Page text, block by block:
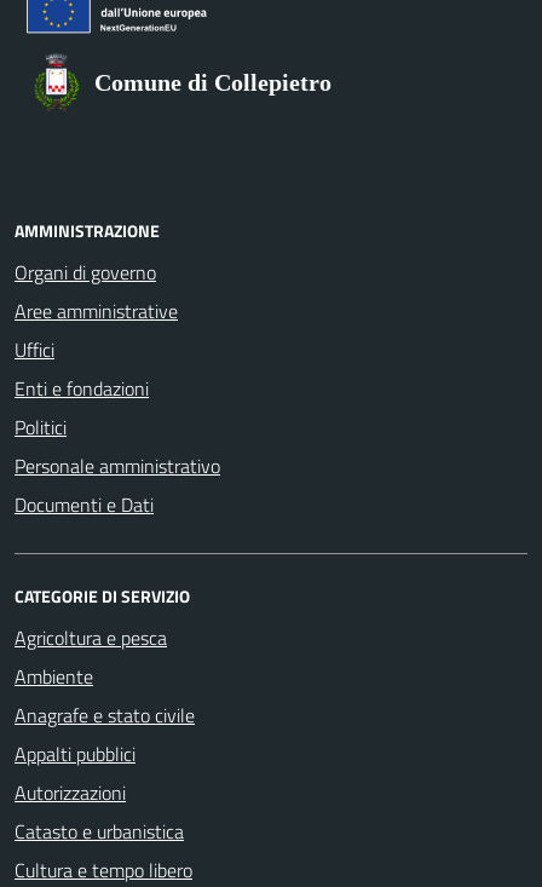
Comune di Collepietro
AMMINISTRAZIONE
Organi di governo
Aree amministrative
Uffici
Enti e fondazioni
Politici
Personale amministrativo
Documenti e Dati
CATEGORIE DI SERVIZIO
Agricoltura e pesca
Ambiente
Anagrafe e stato civile
Appalti pubblici
Autorizzazioni
Catasto e urbanistica
Cultura e tempo libero